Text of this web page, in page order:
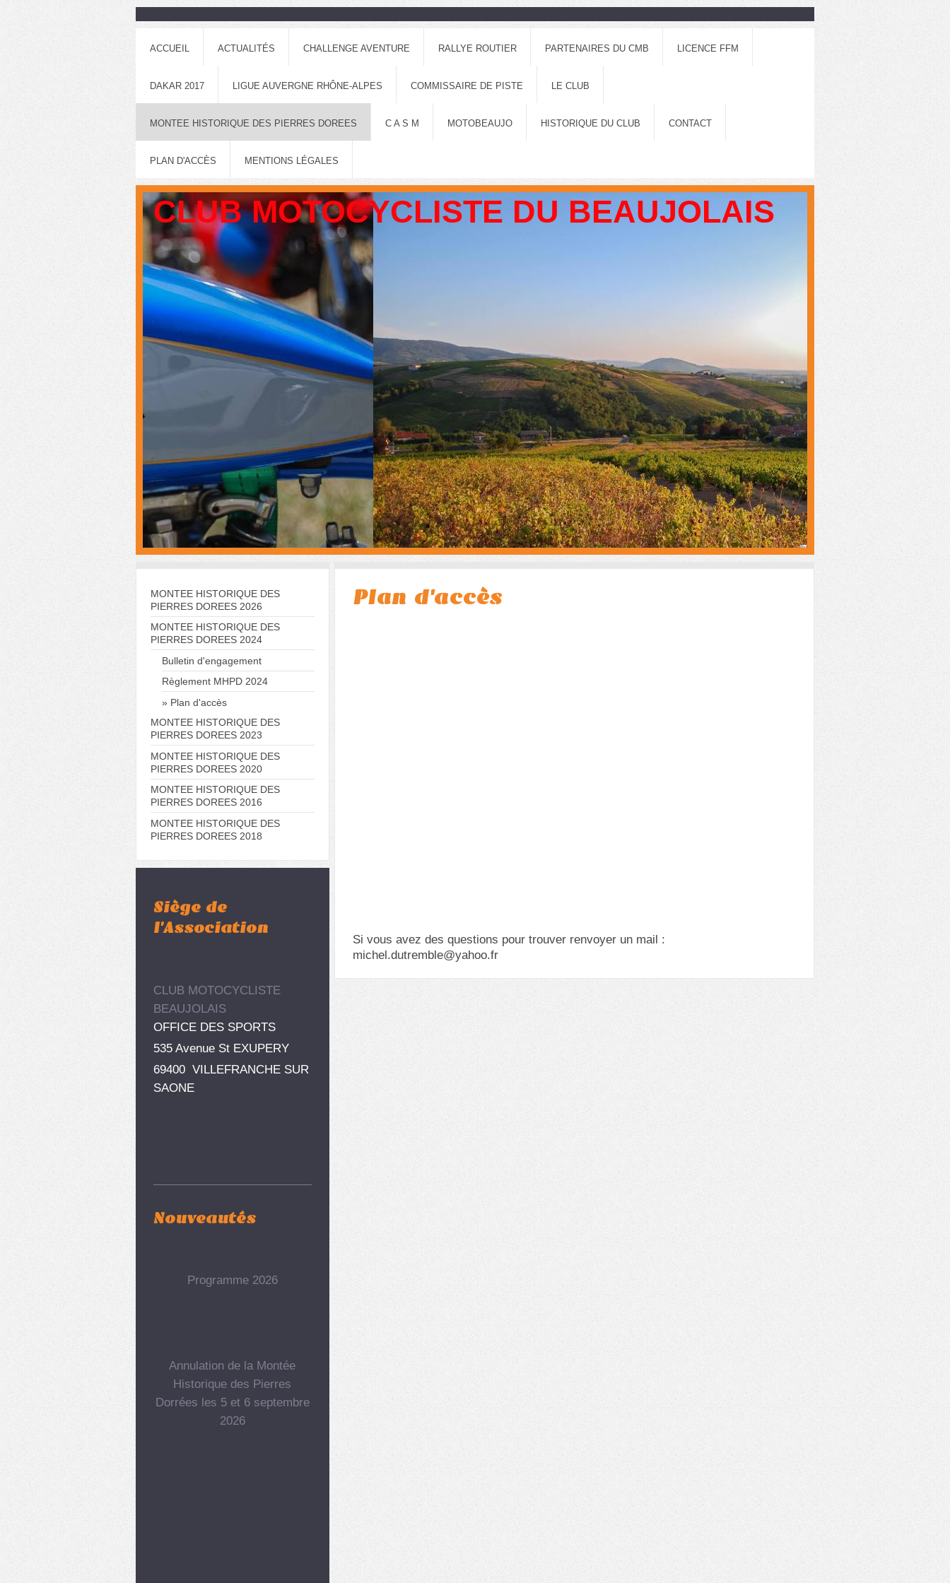
ACCUEIL ACTUALITÉS CHALLENGE AVENTURE RALLYE ROUTIER PARTENAIRES DU CMB LICENCE FFM
DAKAR 2017 LIGUE AUVERGNE RHÔNE-ALPES COMMISSAIRE DE PISTE LE CLUB
MONTEE HISTORIQUE DES PIERRES DOREES C A S M MOTOBEAUJO HISTORIQUE DU CLUB CONTACT
PLAN D'ACCÈS MENTIONS LÉGALES
CLUB MOTOCYCLISTE DU BEAUJOLAIS
Plan d'accès
Si vous avez des questions pour trouver renvoyer un mail :
michel.dutremble@yahoo.fr
MONTEE HISTORIQUE DES
PIERRES DOREES 2026
MONTEE HISTORIQUE DES
PIERRES DOREES 2024
Bulletin d'engagement
Règlement MHPD 2024
Plan d'accès
MONTEE HISTORIQUE DES
PIERRES DOREES 2023
MONTEE HISTORIQUE DES
PIERRES DOREES 2020
MONTEE HISTORIQUE DES
PIERRES DOREES 2016
MONTEE HISTORIQUE DES
PIERRES DOREES 2018
Siège de
l'Association
CLUB MOTOCYCLISTE
BEAUJOLAIS
OFFICE DES SPORTS
535 Avenue St EXUPERY
69400 VILLEFRANCHE SUR
SAONE
Nouveautés
Programme 2026
Annulation de la Montée
Historique des Pierres
Dorrées les 5 et 6 septembre
2026